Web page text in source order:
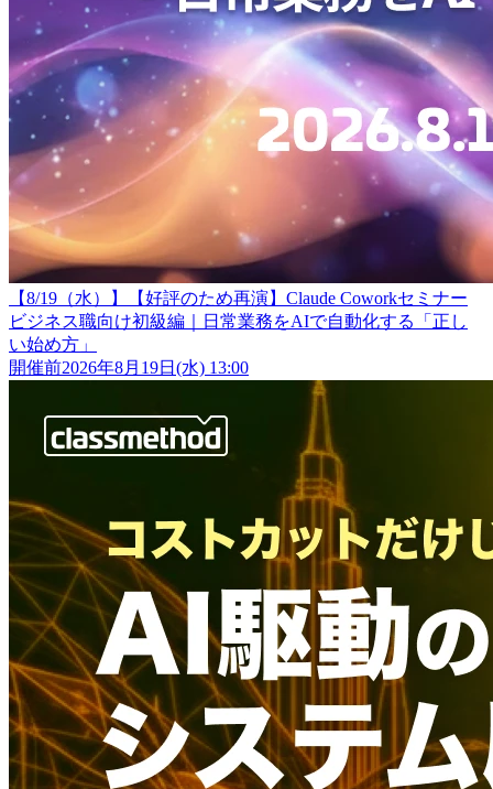
【8/19（水）】【好評のため再演】Claude Coworkセミナー
ビジネス職向け初級編｜日常業務をAIで自動化する「正し
い始め方」
開催前2026年8月19日(水) 13:00